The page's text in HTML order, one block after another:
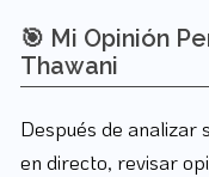
🎯 Mi Opinión
Thawani
Después de analizar
en directo, revisar